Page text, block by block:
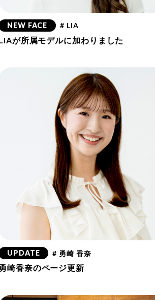
NEW FACE # LIA
が所属モデルに加わりました
UPDATE # 勇崎 香奈
勇崎香奈のページ更新